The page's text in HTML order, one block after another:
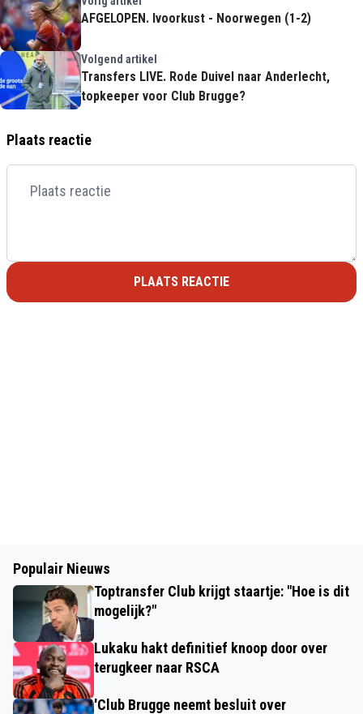
AFGELOPEN. Ivoorkust - Noorwegen (1-2)
Volgend artikel
Transfers LIVE. Rode Duivel naar Anderlecht,
topkeeper voor Club Brugge?
Plaats reactie
PLAATS REACTIE
Populair Nieuws
Toptransfer Club krijgt staartje: "Hoe is dit
mogelijk?"
Lukaku hakt definitief knoop door over
terugkeer naar RSCA
'Club Brugge neemt besluit over